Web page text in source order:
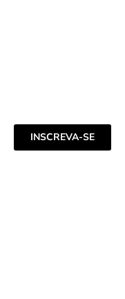
INSCREVA-SE